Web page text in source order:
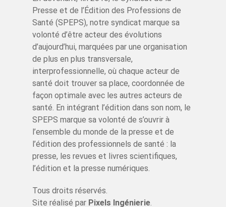
Presse et de l’Édition des Professions de
Santé (SPEPS), notre syndicat marque sa
volonté d’être acteur des évolutions
d’aujourd’hui, marquées par une organisation
de plus en plus transversale,
interprofessionnelle, où chaque acteur de
santé doit trouver sa place, coordonnée de
façon optimale avec les autres acteurs de
santé. En intégrant l’édition dans son nom, le
SPEPS marque sa volonté de s’ouvrir à
l’ensemble du monde de la presse et de
l’édition des professionnels de santé : la
presse, les revues et livres scientifiques,
l’édition et la presse numériques.
Tous droits réservés.
Site réalisé par Pixels Ingénierie.